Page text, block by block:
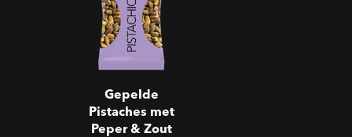
Peper & Zout
Gepelde
Pistaches met
Peper & Zout